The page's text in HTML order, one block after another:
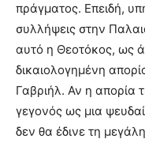
πράγματος. Επειδή,
συλλήψεις στην
αυτό η Θεοτόκος, ως
δικαιολογημένη
Γαβριήλ. Αν η απορία
γεγονός ως μια
δεν θα έδινε τη